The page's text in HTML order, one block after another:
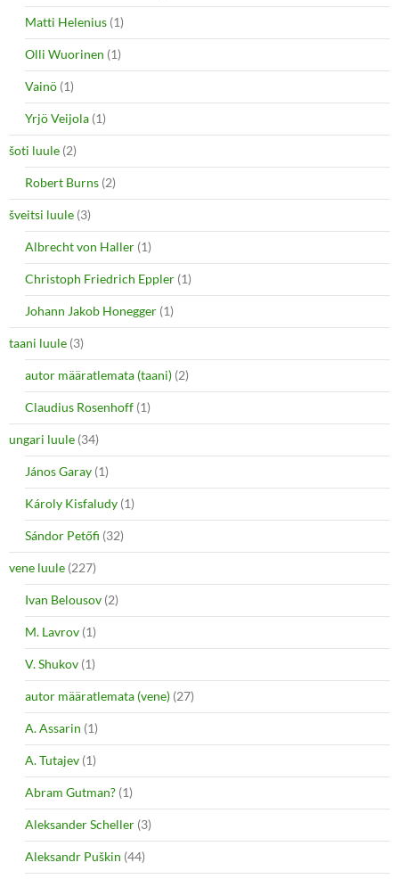
Matti Helenius (1)
Olli Wuorinen (1)
Vainö (1)
Yrjö Veijola (1)
šoti luule (2)
Robert Burns (2)
šveitsi luule (3)
Albrecht von Haller (1)
Christoph Friedrich Eppler (1)
Johann Jakob Honegger (1)
taani luule (3)
autor määratlemata (taani) (2)
Claudius Rosenhoff (1)
ungari luule (34)
János Garay (1)
Károly Kisfaludy (1)
Sándor Petőfi (32)
vene luule (227)
Ivan Belousov (2)
M. Lavrov (1)
V. Shukov (1)
autor määratlemata (vene) (27)
A. Assarin (1)
A. Tutajev (1)
Abram Gutman? (1)
Aleksander Scheller (3)
Aleksandr Puškin (44)